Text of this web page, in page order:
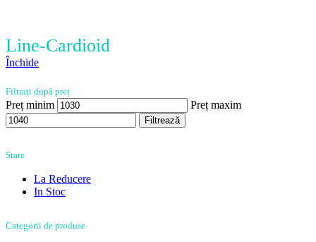
Line-Cardioid
Închide
Filtrați după preț
Preț minim Preț maxim
Filtrează
Stare
La Reducere
In Stoc
Categorii de produse